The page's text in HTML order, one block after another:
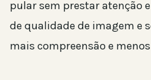
pular sem prestar atenção
de qualidade de imagem e
mais compreensão e